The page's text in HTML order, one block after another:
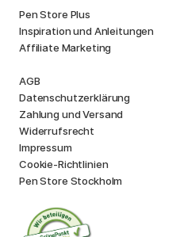
Pen Store Plus
Inspiration und Anleitungen
Affiliate Marketing
AGB
Datenschutzerklärung
Zahlung und Versand
Widerrufsrecht
Impressum
Cookie-Richtlinien
Pen Store Stockholm